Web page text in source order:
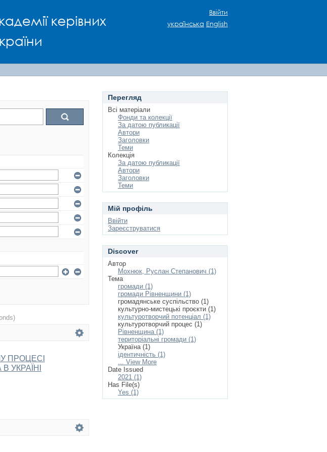
керівних
Ввійти
українська English
ПРОЦЕСІ
Перегляд
Всі матеріали
Фонди та колекції
За датою публикації
Автори
Заголовки
Теми
Колекція
За датою публикації
Автори
Заголовки
Теми
Мій профіль
Ввійти
Зареєструватися
Discover
Автор
Мохнюк, Руслан Степанович (1)
Тема
громади (1)
громади Рівненщини (1)
громадянське суспільство (1)
культурно-мистецькі проєкти (1)
культуротворчий потенціал (1)
культуротворчий процес (1)
Рівненщина (1)
територіальні громади (1)
Україна (1)
ідентичність (1)
... View More
Date Issued
2021 (1)
Has File(s)
Yes (1)